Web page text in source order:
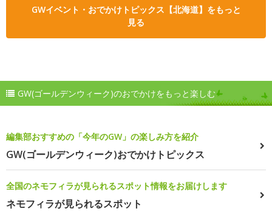
GWイベント・おでかけトピックス【北海道】をもっと
見る
GW(ゴールデンウィーク)のおでかけをもっと楽しむ
編集部おすすめの「今年のGW」の楽しみ方を紹介
GW(ゴールデンウィーク)おでかけトピックス
全国のネモフィラが見られるスポット情報をお届けします
ネモフィラが見られるスポット